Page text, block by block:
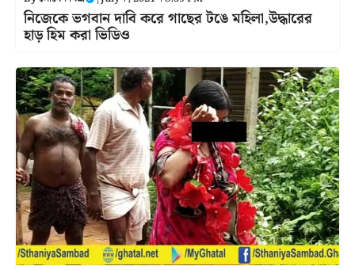
নিজেকে ভগবান দাবি করে গাছের টঙে মহিলা,উদ্ধারের
হাড় হিম করা ভিডিও